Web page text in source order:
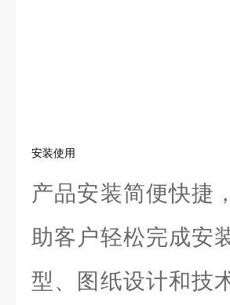
安装使用
产品安装简便快捷
助客户轻松完成安
型、图纸设计和技